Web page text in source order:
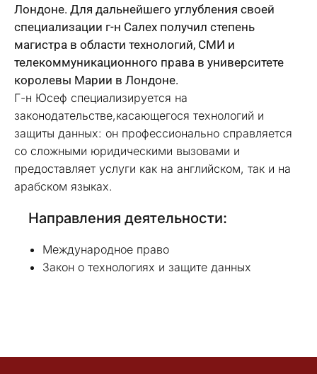
Лондоне. Для дальнейшего углубления своей
специализации г-н Салех получил степень
магистра в области технологий, СМИ и
телекоммуникационного права в университете
королевы Марии в Лондоне.
Г-н Юсеф специализируется на
законодательстве,касающегося технологий и
защиты данных: он профессионально справляется
со сложными юридическими вызовами и
предоставляет услуги как на английском, так и на
арабском языках.
Направления деятельности:
Международное право
Закон о технологиях и защите данных